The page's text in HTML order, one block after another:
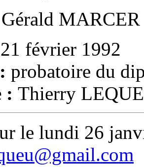
Gérald MARCER
février 1992
probatoire du
: Thierry
le lundi 26